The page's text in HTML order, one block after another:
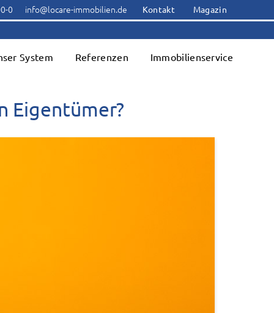
Magazin
Kontakt
0 info@locare-immobilien.de
System Referenzen Immobilienservice
Eigentümer?